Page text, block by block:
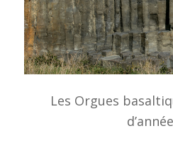
Les Orgues